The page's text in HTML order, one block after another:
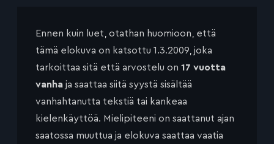
Ennen kuin luet, otathan huomioon, että
tämä elokuva on katsottu 1.3.2009, joka
tarkoittaa sitä että arvostelu on 17 vuotta
vanha ja saattaa siitä syystä sisältää
vanhahtanutta tekstiä tai kankeaa
kielenkäyttöä. Mielipiteeni on saattanut ajan
saatossa muuttua ja elokuva saattaa vaatia